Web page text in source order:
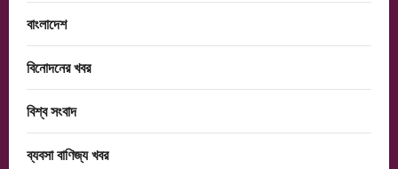
বাংলাদেশ
বিনোদনের খবর
বিশ্ব সংবাদ
ব্যবসা বাণিজ্য খবর